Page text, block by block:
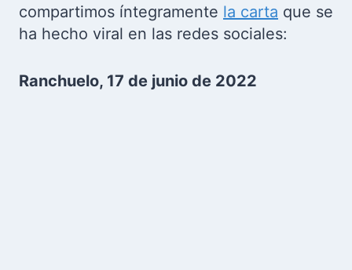
compartimos íntegramente la carta que se
ha hecho viral en las redes sociales:
Ranchuelo, 17 de junio de 2022